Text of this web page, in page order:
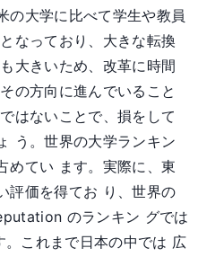
大学に比べて学生や教員
なっており、大きな転換
大きいため、改革に時間
の方向に進んでいること
はないことで、損をして
う。世界の大学ランキン
めてい ます。実際に、東
評価を得てお り、世界の
のランキン グでは
これまで日本の中では 広